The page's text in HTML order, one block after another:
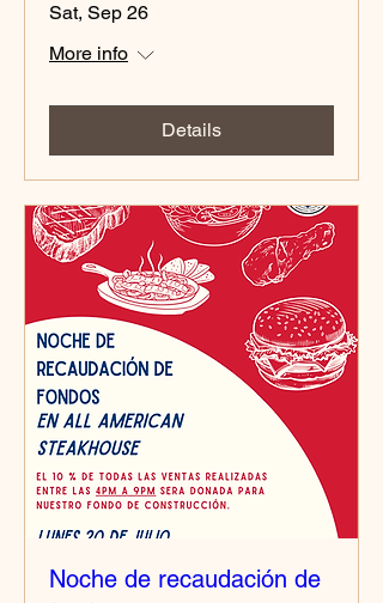
Sat, Sep 26
More info
Details
Noche de recaudación de